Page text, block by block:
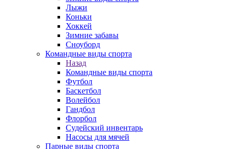
Лыжи
Коньки
Хоккей
Зимние забавы
Сноуборд
Командные виды спорта
Назад
Командные виды спорта
Футбол
Баскетбол
Волейбол
Гандбол
Флорбол
Судейский инвентарь
Насосы для мячей
Парные виды спорта